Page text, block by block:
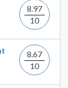
8.97
10
8.67
10